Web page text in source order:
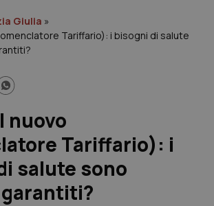
Giulia »
Tariffario): i bisogni di salute
nuovo
Tariffario): i
salute sono